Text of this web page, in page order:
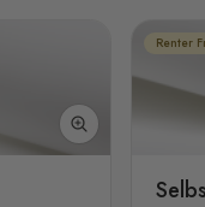
Renter